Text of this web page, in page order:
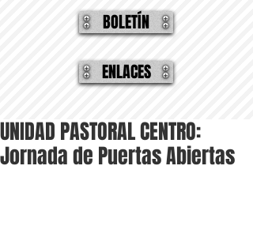
BOLETÍN
ENLACES
UNIDAD PASTORAL CENTRO:
Jornada de Puertas Abiertas